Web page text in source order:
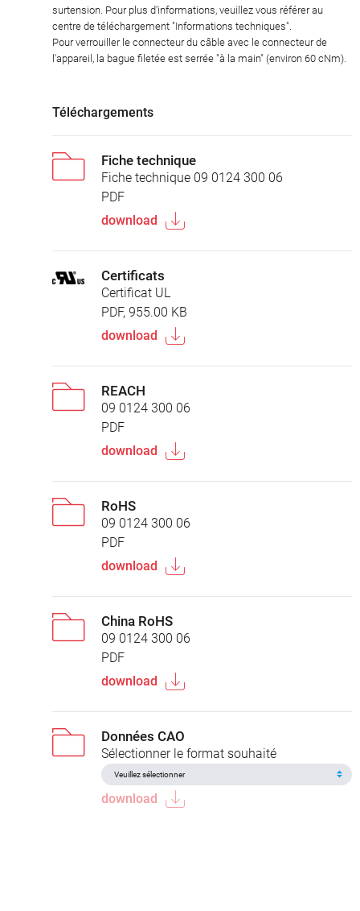
surtension. Pour plus d'informations, veuillez vous référer au
centre de téléchargement "Informations techniques".
Pour verrouiller le connecteur du câble avec le connecteur de
l'appareil, la bague filetée est serrée "à la main" (environ 60 cNm).
Téléchargements
Fiche technique
Fiche technique 09 0124 300 06
PDF
download
Certificats
Certificat UL
PDF, 955.00 KB
download
REACH
09 0124 300 06
PDF
download
RoHS
09 0124 300 06
PDF
download
China RoHS
09 0124 300 06
PDF
download
Données CAO
Sélectionner le format souhaité
download